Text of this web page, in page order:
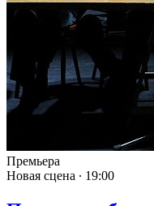
Премьера
Новая сцена ∙ 19:00